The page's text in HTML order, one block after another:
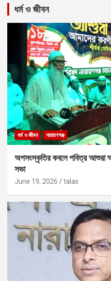
ধর্ম ও জীবন
ধর্ম ও জীবন নারায়ণগঞ্জ
অপসংস্কৃতির কবলে পবিত্র আশুরা
সভা
June 19, 2026 talas